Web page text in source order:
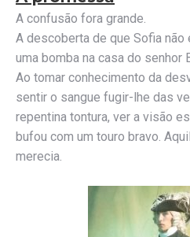
A confusão fora grande.
A descoberta de que Sofia não
uma bomba na casa do senhor
Ao tomar conhecimento da
sentir o sangue fugir-lhe das
repentina tontura, ver a visão
bufou com um touro bravo.
merecia.